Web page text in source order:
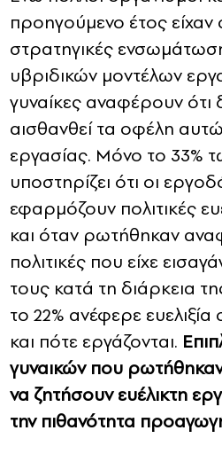
προηγούμενο έτος
στρατηγικές
υβριδικών μοντέλων
γυναίκες αναφέρουν ότι
αισθανθεί τα οφέλη
εργασίας. Μόνο το 33%
υποστηρίζει ότι οι
εφαρμόζουν πολιτικές
και όταν ρωτήθηκαν
πολιτικές που είχε
τους κατά τη διάρκεια
το 22% ανέφερε
και πότε εργάζονται.
γυναικών που
να ζητήσουν ευέλικτη
την πιθανότητα